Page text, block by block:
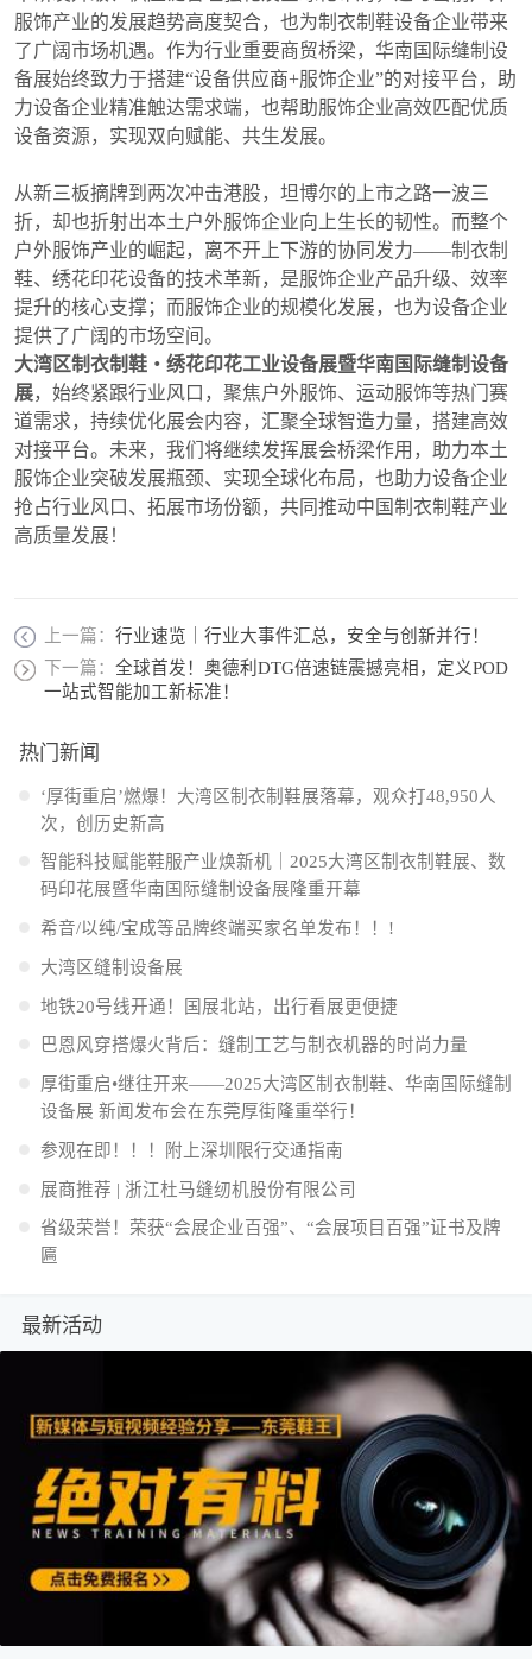
服饰产业的发展趋势高度契合，也为制衣制鞋设备企业带来
了广阔市场机遇。作为行业重要商贸桥梁，华南国际缝制设
备展始终致力于搭建“设备供应商+服饰企业”的对接平台，助
力设备企业精准触达需求端，也帮助服饰企业高效匹配优质
设备资源，实现双向赋能、共生发展。
从新三板摘牌到两次冲击港股，坦博尔的上市之路一波三
折，却也折射出本土户外服饰企业向上生长的韧性。而整个
户外服饰产业的崛起，离不开上下游的协同发力——制衣制
鞋、绣花印花设备的技术革新，是服饰企业产品升级、效率
提升的核心支撑；而服饰企业的规模化发展，也为设备企业
提供了广阔的市场空间。
大湾区制衣制鞋・绣花印花工业设备展暨华南国际缝制设备
展，始终紧跟行业风口，聚焦户外服饰、运动服饰等热门赛
道需求，持续优化展会内容，汇聚全球智造力量，搭建高效
对接平台。未来，我们将继续发挥展会桥梁作用，助力本土
服饰企业突破发展瓶颈、实现全球化布局，也助力设备企业
抢占行业风口、拓展市场份额，共同推动中国制衣制鞋产业
高质量发展！
上一篇： 行业速览｜行业大事件汇总，安全与创新并行！
下一篇： 全球首发！奥德利DTG倍速链震撼亮相，定义POD
一站式智能加工新标准！
热门新闻
‘厚街重启’燃爆！大湾区制衣制鞋展落幕，观众打48,950人
次，创历史新高
智能科技赋能鞋服产业焕新机｜2025大湾区制衣制鞋展、数
码印花展暨华南国际缝制设备展隆重开幕
希音/以纯/宝成等品牌终端买家名单发布！！!
大湾区缝制设备展
地铁20号线开通！国展北站，出行看展更便捷
巴恩风穿搭爆火背后：缝制工艺与制衣机器的时尚力量
厚街重启•继往开来——2025大湾区制衣制鞋、华南国际缝制
设备展 新闻发布会在东莞厚街隆重举行！
参观在即！！！附上深圳限行交通指南
展商推荐 | 浙江杜马缝纫机股份有限公司
省级荣誉！荣获“会展企业百强”、“会展项目百强”证书及牌
匾
最新活动